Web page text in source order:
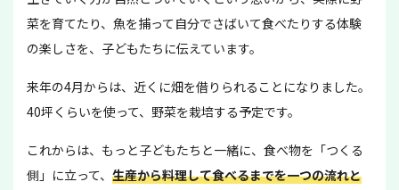
菜を育てたり、魚を捕って自分でさばいて食べたりする体験
の楽しさを、子どもたちに伝えています。
来年の4月からは、近くに畑を借りられることになりました。
40坪くらいを使って、野菜を栽培する予定です。
これからは、もっと子どもたちと一緒に、食べ物を「つくる
側」に立って、 生産から料理して食べるまでを一つの流れと